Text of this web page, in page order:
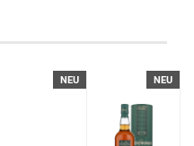
NEU NEU